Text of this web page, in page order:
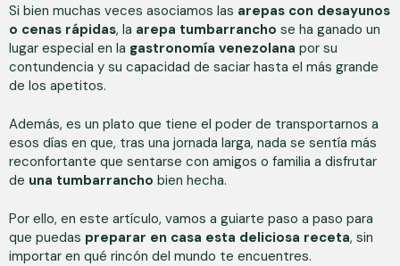
Si bien muchas veces asociamos las arepas con desayunos
o cenas rápidas, la arepa tumbarrancho se ha ganado un
lugar especial en la gastronomía venezolana por su
contundencia y su capacidad de saciar hasta el más grande
de los apetitos.
Además, es un plato que tiene el poder de transportarnos a
esos días en que, tras una jornada larga, nada se sentía más
reconfortante que sentarse con amigos o familia a disfrutar
de una tumbarrancho bien hecha.
Por ello, en este artículo, vamos a guiarte paso a paso para
que puedas preparar en casa esta deliciosa receta, sin
importar en qué rincón del mundo te encuentres.